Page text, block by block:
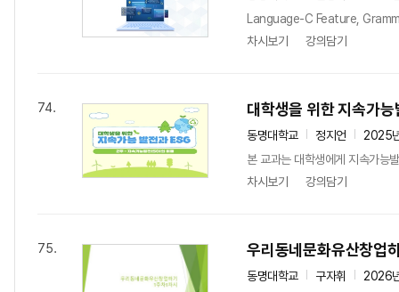
Language-C Feature,
차시보기
강의담기
74. 대학생을 위한 지속가
동명대학교 정지언
2025
본 교과는 대학생에게 지속가
차시보기
강의담기
75. 우리동네문화유산창업
동명대학교 구자휘
2026